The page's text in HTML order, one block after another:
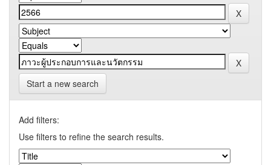
Start a new search
Add filters:
Use filters to refine the search results.